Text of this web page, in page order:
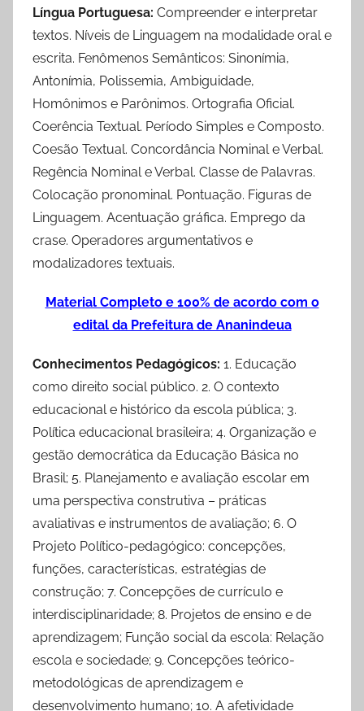
Língua Portuguesa: Compreender e interpretar
textos. Níveis de Linguagem na modalidade oral e
escrita. Fenômenos Semânticos: Sinonímia,
Antonímia, Polissemia, Ambiguidade,
Homônimos e Parônimos. Ortografia Oficial.
Coerência Textual. Período Simples e Composto.
Coesão Textual. Concordância Nominal e Verbal.
Regência Nominal e Verbal. Classe de Palavras.
Colocação pronominal. Pontuação. Figuras de
Linguagem. Acentuação gráfica. Emprego da
crase. Operadores argumentativos e
modalizadores textuais.
Material Completo e 100% de acordo com o
edital da Prefeitura de Ananindeua
Conhecimentos Pedagógicos: 1. Educação
como direito social público. 2. O contexto
educacional e histórico da escola pública; 3.
Política educacional brasileira; 4. Organização e
gestão democrática da Educação Básica no
Brasil; 5. Planejamento e avaliação escolar em
uma perspectiva construtiva – práticas
avaliativas e instrumentos de avaliação; 6. O
Projeto Político-pedagógico: concepções,
funções, características, estratégias de
construção; 7. Concepções de currículo e
interdisciplinaridade; 8. Projetos de ensino e de
aprendizagem; Função social da escola: Relação
escola e sociedade; 9. Concepções teórico-
metodológicas de aprendizagem e
desenvolvimento humano; 10. A afetividade